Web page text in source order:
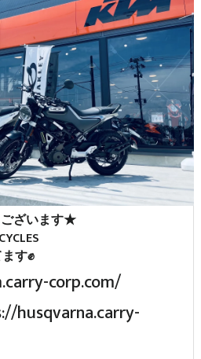
ざいます★
す✊
corp.com/
husqvarna.carry-